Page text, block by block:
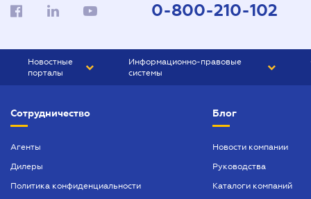
0-800-210-102
Новостные
порталы
БИЗНЕС
Информационно-правовые
системы
БУХГАЛТЕР ПРОФ
ЮРИСТ ПРОФ
Сотрудничество
Агенты
Дилеры
Политика конфиденциальности
Блог
Новости компании
Руководства
Каталоги компаний